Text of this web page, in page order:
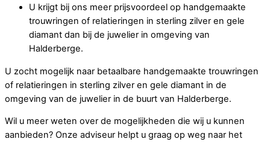
U krijgt bij ons meer prijsvoordeel op handgemaakte
trouwringen of relatieringen in sterling zilver en gele
diamant dan bij de juwelier in omgeving van
Halderberge.
U zocht mogelijk naar betaalbare handgemaakte trouwringen
of relatieringen in sterling zilver en gele diamant in de
omgeving van de juwelier in de buurt van Halderberge.
Wil u meer weten over de mogelijkheden die wij u kunnen
aanbieden? Onze adviseur helpt u graag op weg naar het